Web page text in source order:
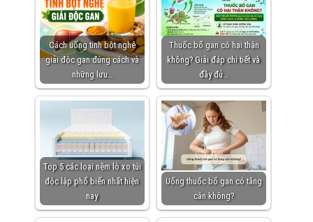
Cách uống tinh bột nghệ
giải độc gan đúng cách và
những lưu…
Thuốc bổ gan có hại thận
không? Giải đáp chi tiết và
đầy đủ…
Top 5 các loại nệm lò xo túi
độc lập phổ biến nhất hiện
nay
Uống thuốc bổ gan có tăng
cân không?